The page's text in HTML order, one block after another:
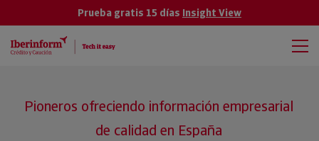
Prueba gratis 15 días Insight View
Pioneros ofreciendo información empresarial
de calidad en España